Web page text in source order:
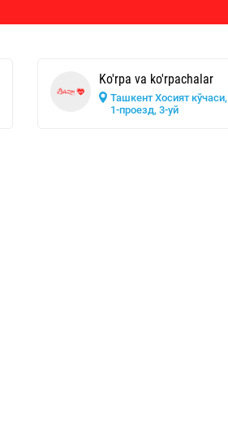
Ko'rpa va ko'rpachalar
Ташкент Хосият кўчаси,
1-проезд, 3-уй